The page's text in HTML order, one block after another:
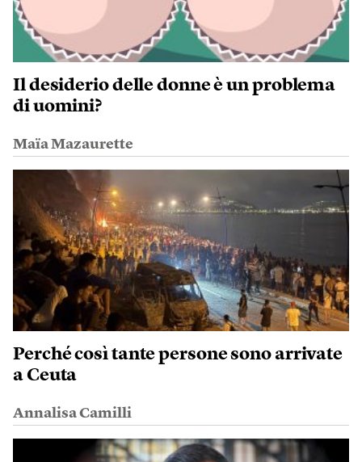
Il desiderio delle donne è un problema
di uomini?
Maïa Mazaurette
Perché così tante persone sono arrivate
a Ceuta
Annalisa Camilli